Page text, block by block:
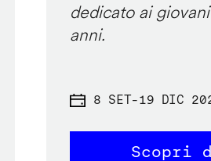
dedicato ai
anni.
8 SET-19 DIC
Scopri